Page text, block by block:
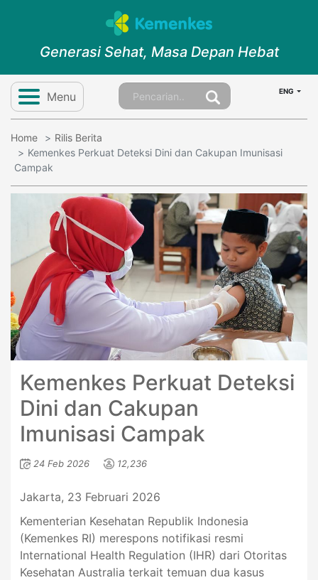
Generasi Sehat, Masa Depan Hebat
Menu ENG
Home
Rilis Berita
Kemenkes Perkuat Deteksi Dini dan Cakupan Imunisasi
Campak
Kemenkes Perkuat Deteksi
Dini dan Cakupan
Imunisasi Campak
24 Feb 2026 12,236
Jakarta, 23 Februari 2026
Kementerian Kesehatan Republik Indonesia
(Kemenkes RI) merespons notifikasi resmi
International Health Regulation (IHR) dari Otoritas
Kesehatan Australia terkait temuan dua kasus